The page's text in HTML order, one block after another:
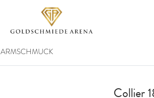
ARMSCHMUCK
Collier